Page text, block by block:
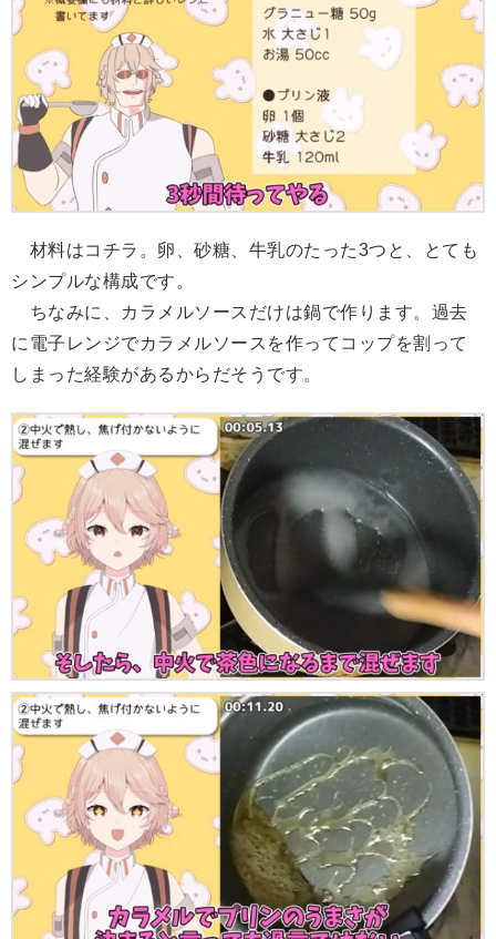
材料はコチラ。卵、砂糖、牛乳のたった3つと、とても
シンプルな構成です。
ちなみに、カラメルソースだけは鍋で作ります。過去
に電子レンジでカラメルソースを作ってコップを割って
しまった経験があるからだそうです。